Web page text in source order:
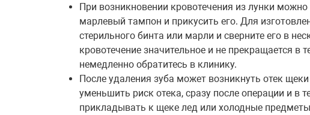
При возникновении кровотечения из лунки
марлевый тампон и прикусить его. Для
стерильного бинта или марли и сверните его в
кровотечение значительное и не прекращается в
немедленно обратитесь в клинику.
После удаления зуба может возникнуть отек
уменьшить риск отека, сразу после операции и в
прикладывать к щеке лед или холодные